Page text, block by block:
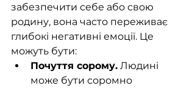
забезпечити себе або свою
родину, вона часто переживає
глибокі негативні емоції. Це
можуть бути:
Почуття сорому. Людині
може бути соромно